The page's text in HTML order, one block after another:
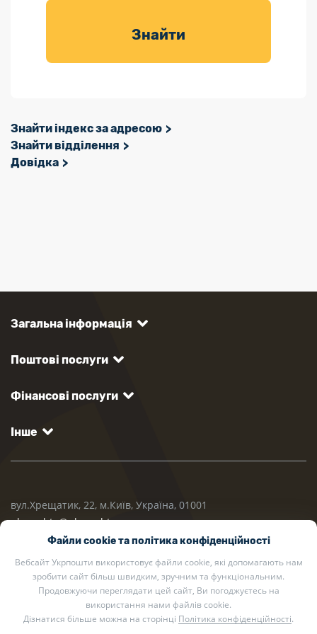
товарів для
Знайти
Знайти індекс за адресою
Знайти відділення
Довідка
Загальна інформація
Поштові послуги
Фінансові послуги
Інше
вул.Хрещатик, 22, м.Київ, Україна, 01001
ukrposhta@ukrposhta.ua
Файли cookie та політика конфіденційності
Вебсайт Укрпошти використовує файли cookie, які допомагають нам
зробити сайт більш швидким, зручним та функціональним.
Продовжуючи переглядати цей сайт, Ви погоджуєтесь на
використання нами файлів cookie.
Дізнатися більше можна на сторінці Політика конфіденційності.